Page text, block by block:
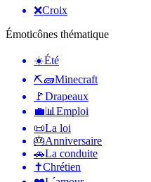
❌Croix
Émoticônes thématique
☀️Été
⛏🧱Minecraft
🚩Drapeaux
💼📊 Emploi
📜La loi
🎂Anniversaire
🚗La conduite
✝️Chrétien